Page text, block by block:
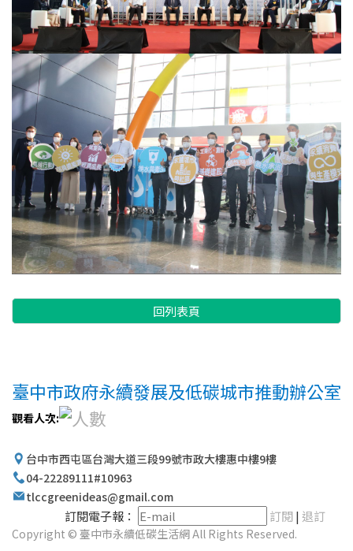
回列表頁
臺中市政府永續發展及低碳城市推動辦公室
觀看人次:
台中市西屯區台灣大道三段99號市政大樓惠中樓9樓
04-22289111#10963
tlccgreenideas@gmail.com
訂閱電子報： 訂閱| 退訂
Copyright © 臺中市永續低碳生活網 All Rights Reserved.